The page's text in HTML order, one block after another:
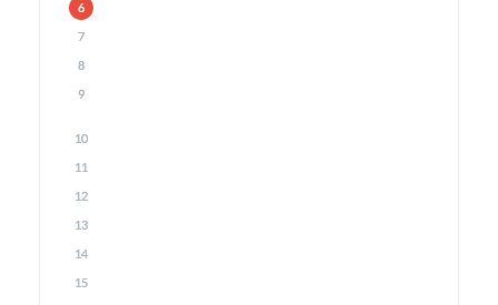
6
7
8
9
10
11
12
13
14
15